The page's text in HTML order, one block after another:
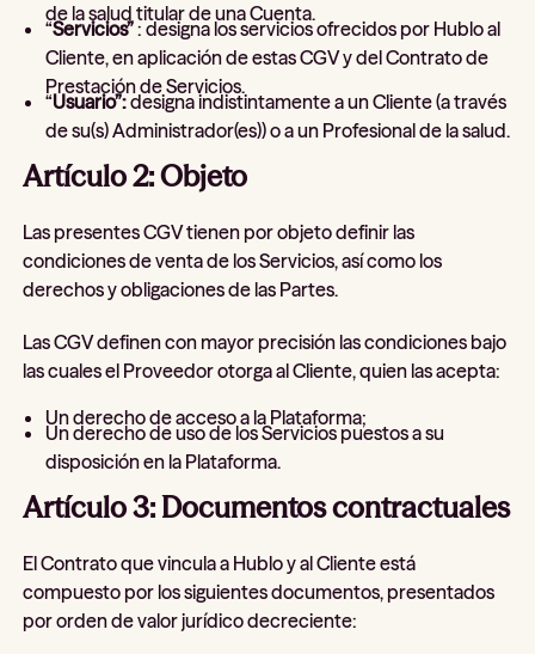
de la salud titular de una Cuenta.
“Servicios”: designa los servicios ofrecidos por Hublo al
Cliente, en aplicación de estas CGV y del Contrato de
Prestación de Servicios.
“Usuario”:designa indistintamente a un Cliente (a través
de su(s) Administrador(es)) o a un Profesional de la salud.
Artículo 2: Objeto
Las presentes CGV tienen por objeto definir las
condiciones de venta de los Servicios, así como los
derechos y obligaciones de las Partes.
Las CGV definen con mayor precisión las condiciones bajo
las cuales el Proveedor otorga al Cliente, quien las acepta:
Un derecho de acceso a la Plataforma;
Un derecho de uso de los Servicios puestos a su
disposición en la Plataforma.
Artículo 3: Documentos contractuales
El Contrato que vincula a Hublo y al Cliente está
compuesto por los siguientes documentos, presentados
por orden de valor jurídico decreciente: